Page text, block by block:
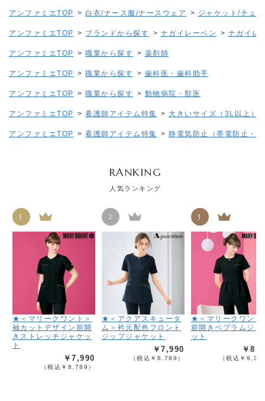
アンファミエTOP > 白衣/ナース服/ナースウェア > ジャケット/チュ
アンファミエTOP > ブランドから探す > ナガイレーベン > ナガイレ
アンファミエTOP > 職業から探す > 薬剤師
アンファミエTOP > 職業から探す > 歯科医・歯科助手
アンファミエTOP > 職業から探す > 動物病院・獣医
アンファミエTOP > 看護師アイテム特集 > 大きいサイズ（3L以上）
アンファミエTOP > 看護師アイテム特集 > 静電気防止（帯電防止・
RANKING
人気ランキング
1
★＜マリークワント＞
袖カットデザイン前開
きストレッチジャケッ
ト
￥7,990
（税込￥8,789）
2
★＜アクアスキュータ
ム＞衿元配色フロント
ジップジャケット
￥7,990
（税込￥8,789）
3
★＜マリークワント
前開きペプラムジャ
ット
￥
（税込￥